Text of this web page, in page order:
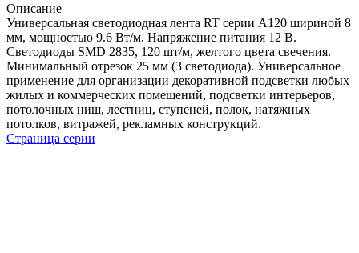
Описание
Универсальная светодиодная лента RT серии A120 шириной 8
мм, мощностью 9.6 Вт/м. Напряжение питания 12 В.
Светодиоды SMD 2835, 120 шт/м, желтого цвета свечения.
Минимальный отрезок 25 мм (3 светодиода). Универсальное
применение для организации декоративной подсветки любых
жилых и коммерческих помещений, подсветки интерьеров,
потолочных ниш, лестниц, ступеней, полок, натяжных
потолков, витражей, рекламных конструкций.
Страница серии